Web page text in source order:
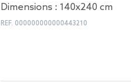
Dimensions : 140x240 cm
REF. 000000000000443210